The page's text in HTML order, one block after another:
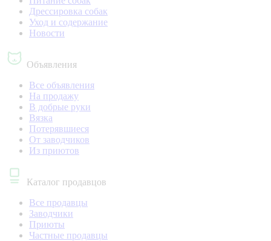
Дрессировка собак
Уход и содержание
Новости
Объявления
Все объявления
На продажу
В добрые руки
Вязка
Потерявшиеся
От заводчиков
Из приютов
Каталог продавцов
Все продавцы
Заводчики
Приюты
Частные продавцы